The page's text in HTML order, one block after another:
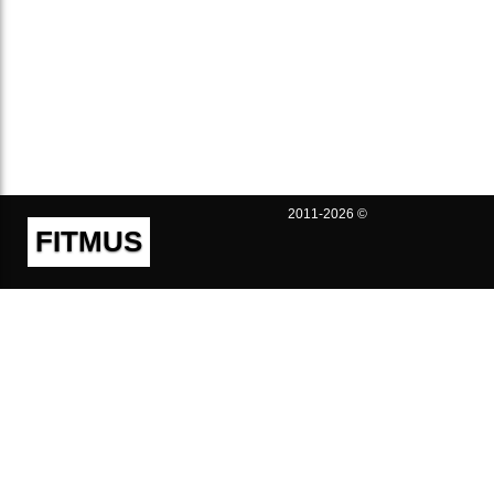
FITMUS
2011-2026 ©